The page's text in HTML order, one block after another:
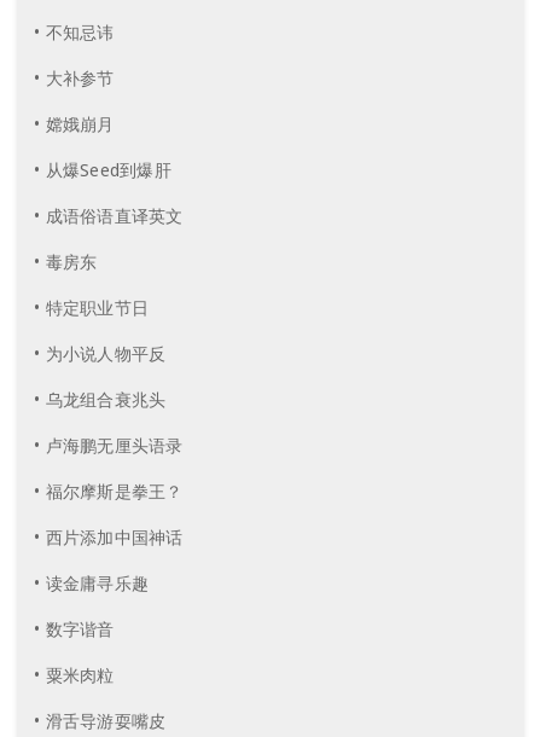
• 不知忌讳
• 大补参节
• 嫦娥崩月
• 从爆Seed到爆肝
• 成语俗语直译英文
• 毒房东
• 特定职业节日
• 为小说人物平反
• 乌龙组合衰兆头
• 卢海鹏无厘头语录
• 福尔摩斯是拳王？
• 西片添加中国神话
• 读金庸寻乐趣
• 数字谐音
• 粟米肉粒
• 滑舌导游耍嘴皮